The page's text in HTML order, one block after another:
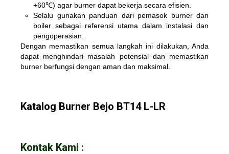
+60℃) agar burner dapat bekerja secara efisien.
Selalu gunakan panduan dari pemasok burner dan
boiler sebagai referensi utama dalam instalasi dan
pengoperasian.
Dengan memastikan semua langkah ini dilakukan, Anda
dapat menghindari masalah potensial dan memastikan
burner berfungsi dengan aman dan maksimal.
Katalog Burner Bejo BT14 L-LR
Kontak Kami :